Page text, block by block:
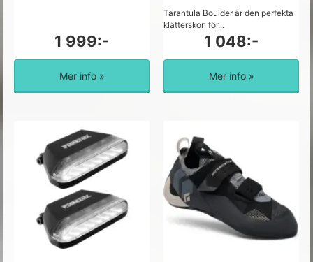
1 999:-
Mer info »
Tarantula Boulder är den perfekta
klätterskon för...
1 048:-
Mer info »